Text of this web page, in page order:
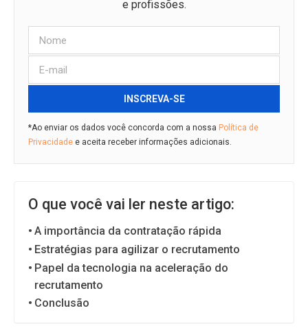
e profissões.
INSCREVA-SE
*Ao enviar os dados você concorda com a nossa Política de
Privacidade e aceita receber informações adicionais.
O que você vai ler neste artigo:
A importância da contratação rápida
Estratégias para agilizar o recrutamento
Papel da tecnologia na aceleração do
recrutamento
Conclusão